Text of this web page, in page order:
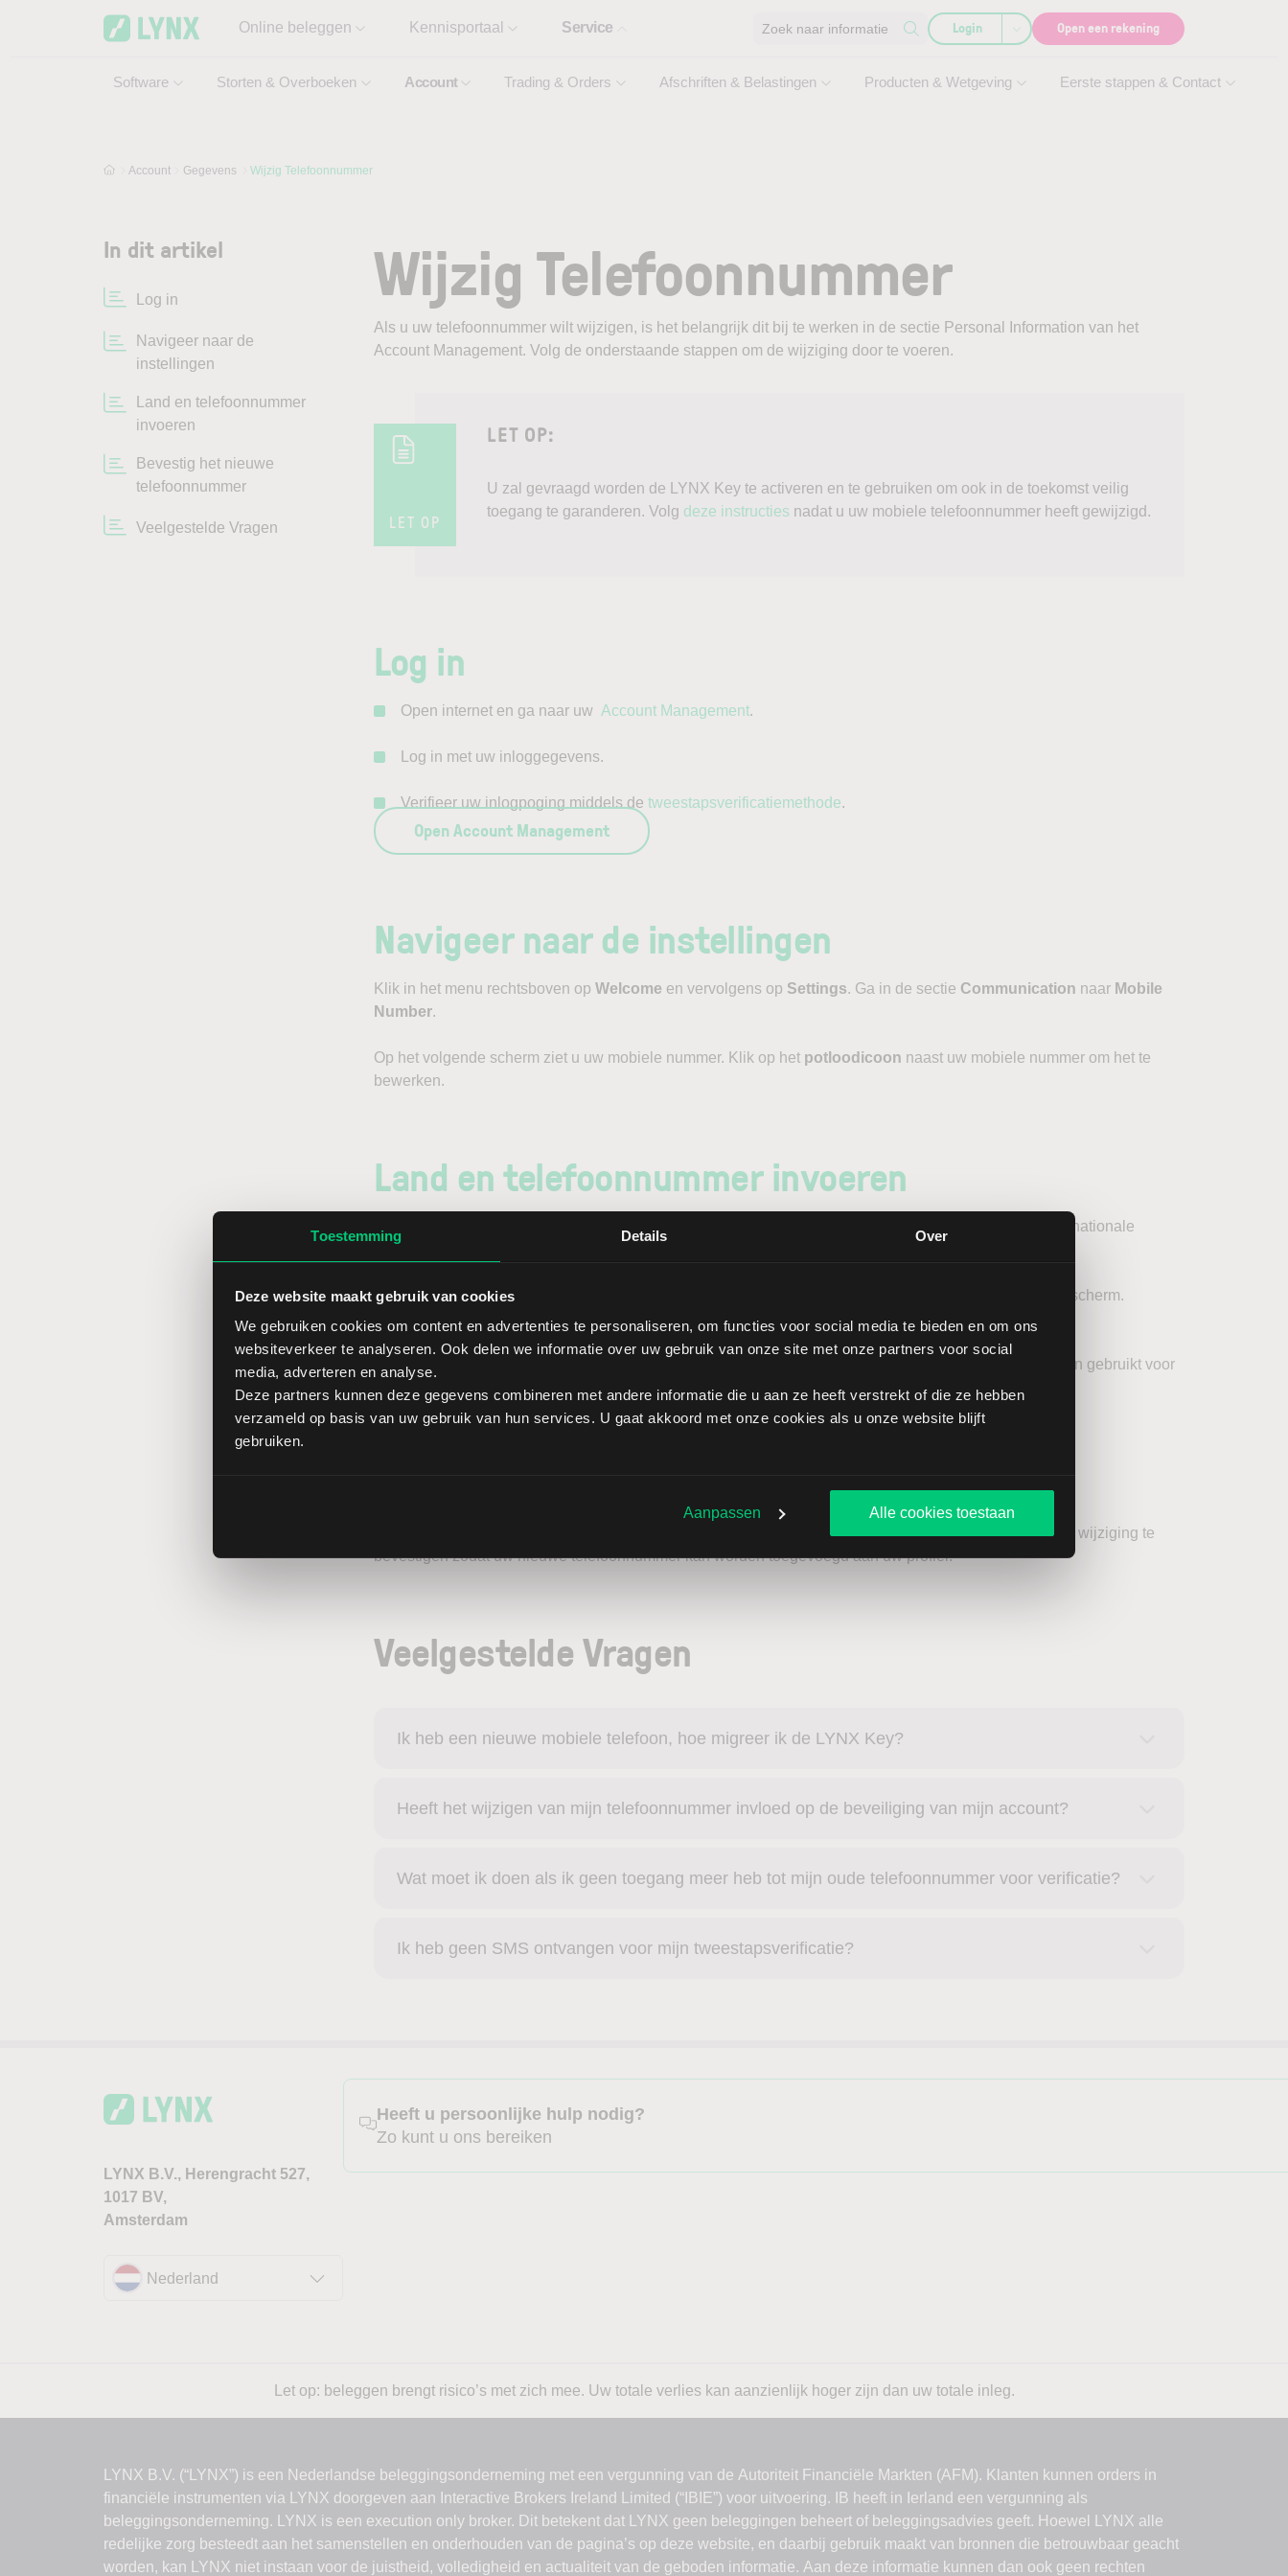
Toestemming Details Over
Deze website maakt gebruik van cookies
We gebruiken cookies om content en advertenties te personaliseren, om functies voor social media te bieden en om ons
websiteverkeer te analyseren. Ook delen we informatie over uw gebruik van onze site met onze partners voor social
media, adverteren en analyse.
Deze partners kunnen deze gegevens combineren met andere informatie die u aan ze heeft verstrekt of die ze hebben
verzameld op basis van uw gebruik van hun services. U gaat akkoord met onze cookies als u onze website blijft
gebruiken.
Aanpassen Alle cookies toestaan
Online beleggen
Kennisportaal Service
Software Storten & Overboeken Account Trading & Orders Afschriften & Belastingen Producten & Wetgeving Eerste stappen & Contact
Zoek naar informatie Login Open een rekening
Account Gegevens Wijzig Telefoonnummer
In dit artikel
Log in
Navigeer naar de
instellingen
Land en telefoonnummer
invoeren
Bevestig het nieuwe
telefoonnummer
Veelgestelde Vragen
Wijzig Telefoonnummer
Als u uw telefoonnummer wilt wijzigen, is het belangrijk dit bij te werken in de sectie Personal Information van het
Account Management. Volg de onderstaande stappen om de wijziging door te voeren.
LET OP
LET OP:
U zal gevraagd worden de LYNX Key te activeren en te gebruiken om ook in de toekomst veilig
toegang te garanderen. Volg deze instructies nadat u uw mobiele telefoonnummer heeft gewijzigd.
Log in
Open internet en ga naar uw Account Management.
Log in met uw inloggegevens.
Verifieer uw inlogpoging middels de tweestapsverificatiemethode.
Open Account Management
Navigeer naar de instellingen
Klik in het menu rechtsboven op Welcome en vervolgens op Settings. Ga in de sectie Communication naar Mobile
Number.
Op het volgende scherm ziet u uw mobiele nummer. Klik op het potloodicoon naast uw mobiele nummer om het te
bewerken.
Land en telefoonnummer invoeren
Selecteer het land waarin uw nieuwe nummer is geregistreerd en voer het in volgens het volledige internationale
formaat (met
U ontvangt eenbevestigingscode
op uw nieuwe telefoonnummer. Voer deze code in op het volgende scherm.
Bevestig het nummer om de wijziging te voltooien.
Zorg ervoor dat u toegang heeft tot uw nieuwe nummer voordat u dit proces start. Dit nummer kan worden gebruikt voor
tweestapsverificatie.
Bevestig het nieuwe telefoonnummer
U ziet nu uw nieuw ingevoerde telefoonnummer dat bevestigd is. Klik opContinueop dit scherm om de wijziging te
bevestigen zodat uw nieuwe telefoonnummer kan worden toegevoegd aan uw profiel.
Veelgestelde Vragen
Ik heb een nieuwe mobiele telefoon, hoe migreer ik de LYNX Key?
Heeft het wijzigen van mijn telefoonnummer invloed op de beveiliging van mijn account?
Wat moet ik doen als ik geen toegang meer heb tot mijn oude telefoonnummer voor verificatie?
Ik heb geen SMS ontvangen voor mijn tweestapsverificatie?
LYNX B.V., Herengracht 527,
1017 BV,
Amsterdam
Nederland
Heeft u persoonlijke hulp nodig?
Zo kunt u ons bereiken
Let op: beleggen brengt risico’s met zich mee. Uw totale verlies kan aanzienlijk hoger zijn dan uw totale inleg.